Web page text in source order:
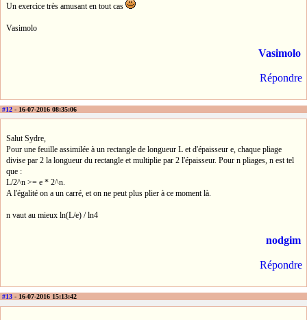
Un exercice très amusant en tout cas
Vasimolo
Vasimolo
Répondre
#12 - 16-07-2016 08:35:06
Salut Sydre,
Pour une feuille assimilée à un rectangle de longueur L et d'épaisseur e, chaque pliage
divise par 2 la longueur du rectangle et multiplie par 2 l'épaisseur. Pour n pliages, n est tel
que :
L/2^n >= e * 2^n.
A l'égalité on a un carré, et on ne peut plus plier à ce moment là.
n vaut au mieux ln(L/e) / ln4
nodgim
Répondre
#13 - 16-07-2016 15:13:42